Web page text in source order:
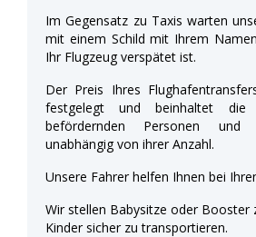
Im Gegensatz zu Taxis warten
mit einem Schild mit Ihrem
Ihr Flugzeug verspätet ist.
Der Preis Ihres
festgelegt und beinhaltet
befördernden Personen und
unabhängig von ihrer Anzahl.
Unsere Fahrer helfen Ihnen bei
Wir stellen Babysitze oder Booster
Kinder sicher zu transportieren.